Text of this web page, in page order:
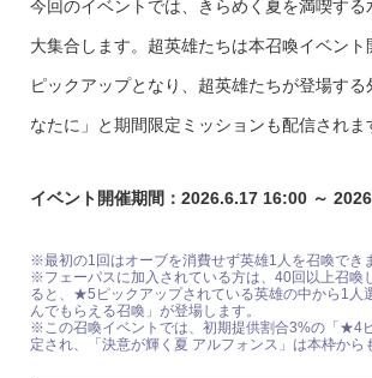
今回のイベントでは、きらめく夏を満喫する
大集合します。超英雄たちは本召喚イベン
ピックアップとなり、超英雄たちが登場する
なたに」と期間限定ミッションも配信されま
イベント開催期間：2026.6.17 16:00 ～
※最初の1回はオーブを消費せず英雄1人を召喚でき
※フェーパスに加入されている方は、40回以上召喚
ると、★5ピックアップされている英雄の中から1人
んでもらえる召喚」が登場します。
※この召喚イベントでは、初期提供割合3%の「★4
定され、「決意が輝く夏 アルフォンス」は本枠から